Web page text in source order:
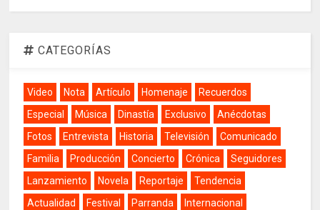
CATEGORÍAS
Video Nota Artículo Homenaje
Recuerdos
Especial
Música Dinastía Exclusivo
Anécdotas
Fotos
Entrevista Historia Televisión
Comunicado
Familia
Producción Concierto Crónica
Seguidores
Lanzamiento
Novela Reportaje
Tendencia
Actualidad
Festival Parranda
Internacional